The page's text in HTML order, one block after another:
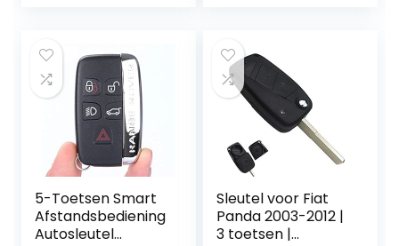
5-Toetsen Smart
Afstandsbediening
Autosleutel
Sleutel voor Fiat
Panda 2003-2012 |
3 toetsen |